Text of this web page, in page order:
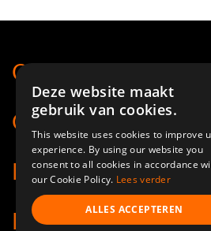
Contact
Openingstijden
Klantenservice
Informatie
Deze website maakt
gebruik van cookies.
This website uses cookies to improve
experience. By using our website you
consent to all cookies in accordance
our Cookie Policy. Lees verder
ALLES ACCEPTEREN